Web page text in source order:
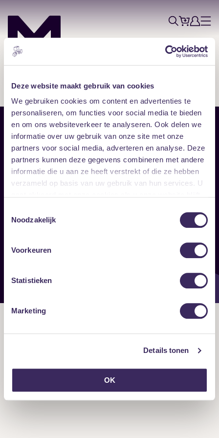
Deze website maakt gebruik van cookies
We gebruiken cookies om content en advertenties te
personaliseren, om functies voor social media te bieden
en om ons websiteverkeer te analyseren. Ook delen we
informatie over uw gebruik van onze site met onze
partners voor social media, adverteren en analyse. Deze
partners kunnen deze gegevens combineren met andere
informatie die u aan ze heeft verstrekt of die ze hebben
verzameld op basis van uw gebruik van hun services. U
Noodzakelijk
Voorkeuren
Statistieken
Marketing
Details tonen
OK
ZoekTicketsAccount
Menu
Sitemap
Home
Vrijwilligers
Verhuur
Disclaimer
Toegankelijkheid
Privacy & cookies
Follow
Onze nieuwsbrief ontvangen?